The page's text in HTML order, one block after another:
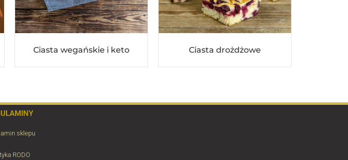
Ciasta wegańskie i keto Ciasta drożdżowe
sklepu
RODO